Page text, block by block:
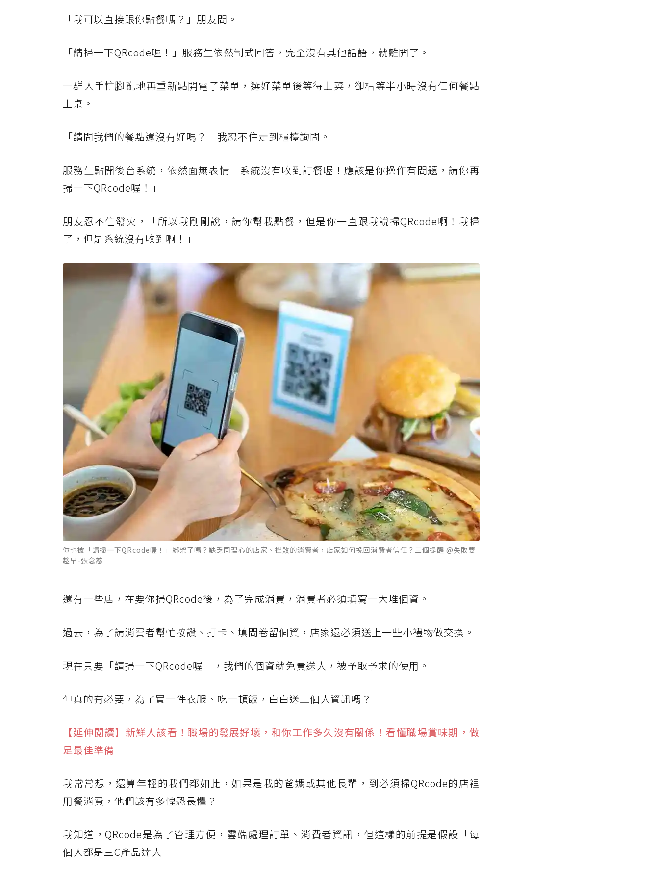
「我可以直接跟你點餐嗎？」朋友問。
「請掃一下QRcode喔！」服務生依然制式回答，完全沒有其他話語，就離開了。
一群人手忙腳亂地再重新點開電子菜單，選好菜單後等待上菜，卻枯等半小時沒有任何餐點
上桌。
「請問我們的餐點還沒有好嗎？」我忍不住走到櫃檯詢問。
服務生點開後台系統，依然面無表情「系統沒有收到訂餐喔！應該是你操作有問題，請你再
掃一下QRcode喔！」
朋友忍不住發火，「所以我剛剛說，請你幫我點餐，但是你一直跟我說掃QRcode啊！我掃
了，但是系統沒有收到啊！」
你也被「請掃一下QRcode喔！」綁架了嗎？缺乏同理心的店家、挫敗的消費者，店家如何挽回消費者信任？三個提醒 @失敗要
趁早-張念慈
還有一些店，在要你掃QRcode後，為了完成消費，消費者必須填寫一大堆個資。
過去，為了請消費者幫忙按讚、打卡、填問卷留個資，店家還必須送上一些小禮物做交換。
現在只要「請掃一下QRcode喔」，我們的個資就免費送人，被予取予求的使用。
但真的有必要，為了買一件衣服、吃一頓飯，白白送上個人資訊嗎？
【延伸閱讀】新鮮人該看！職場的發展好壞，和你工作多久沒有關係！看懂職場賞味期，做
足最佳準備
我常常想，還算年輕的我們都如此，如果是我的爸媽或其他長輩，到必須掃QRcode的店裡
用餐消費，他們該有多惶恐畏懼？
我知道，QRcode是為了管理方便，雲端處理訂單、消費者資訊，但這樣的前提是假設「每
個人都是三C產品達人」